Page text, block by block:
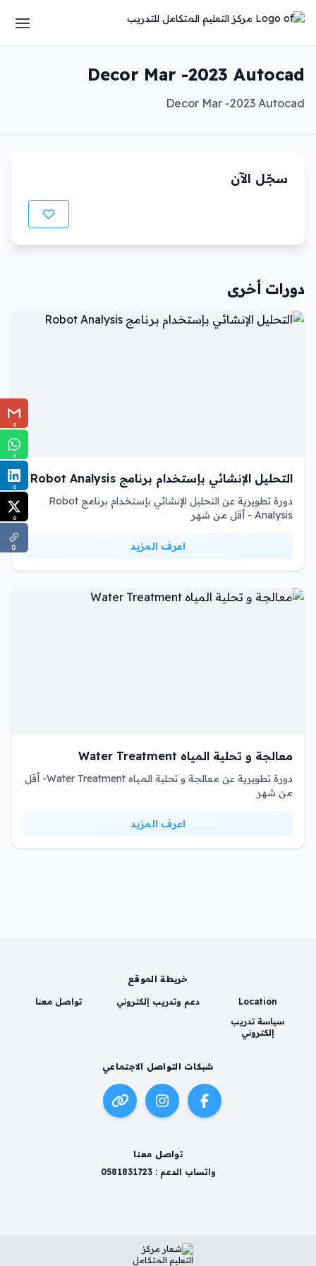
Decor Mar -2023 Autocad
Decor Mar -2023 Autocad
سجّل الآن
دورات أخرى
التحليل الإنشائي بإستخدام برنامج Robot Analysis
دورة تطويرية عن التحليل الإنشائي بإستخدام برنامج Robot
Analysis - أقل من شهر
اعرف المزيد
معالجة و تحلية المياه Water Treatment
دورة تطويرية عن معالجة و تحلية المياه Water Treatment- أقل
من شهر
اعرف المزيد
خريطة الموقع
Location دعم وتدريب إلكتروني
تواصل معنا
سياسة تدريب
إلكتروني
شبكات التواصل الاجتماعي
تواصل معنا
واتساب الدعم : 0581831723
0
0
0
0
0